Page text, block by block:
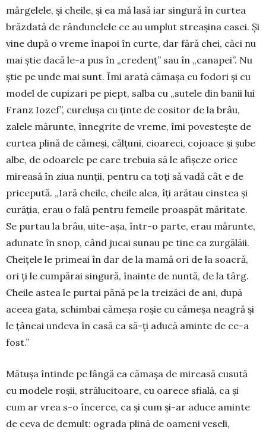
mărgelele, și cheile, și ea mă lasă iar singu­ră în curtea
brăzdată de rândunelele ce au umplut streașina casei. Și
vine după o vreme înapoi în curte, dar fără chei, căci nu
mai știe dacă le-a pus în „cre­denț” sau în „canapei”. Nu
știe pe unde mai sunt. Îmi arată cămașa cu fodori și cu
model de cupizari pe piept, salba cu „sutele din banii lui
Franz Iozef”, cu­re­lușa cu ținte de cositor de la brâu,
zalele mărunte, în­ne­grite de vreme, îmi povestește de
curtea plină de că­meși, călțuni, cioareci, cojoace și șube
albe, de odoa­rele pe care trebuia să le afișeze orice
mireasă în ziua nunții, pentru ca toți să vadă cât e de
pricepută. „Iară cheile, cheile alea, îți arătau cinstea și
curăția, erau o fală pen­tru femeile proaspăt măritate.
Se purtau la brâu, uite-așa, într-o parte, erau mărunte,
adunate în snop, când jucai sunau pe tine ca zurgălăii.
Cheițele le pri­meai în dar de la ma­mă ori de la soacră,
ori ți le cum­pă­rai singură, înainte de nuntă, de la târg.
Cheile as­tea le purtai până pe la treizăci de ani, după
aceea gata, schimbai cămeșa roșie cu cămeșa neagră și
le țâ­neai undeva în casă ca să-ți aducă aminte de ce-a
fost.”
Mătușa întinde pe lângă ea cămașa de mireasă cu­sută
cu modele roșii, strălucitoare, cu oarece sfială, ca și
cum ar vrea s-o încerce, ca și cum și-ar aduce amin­te
de ceva de demult: ograda plină de oameni veseli,